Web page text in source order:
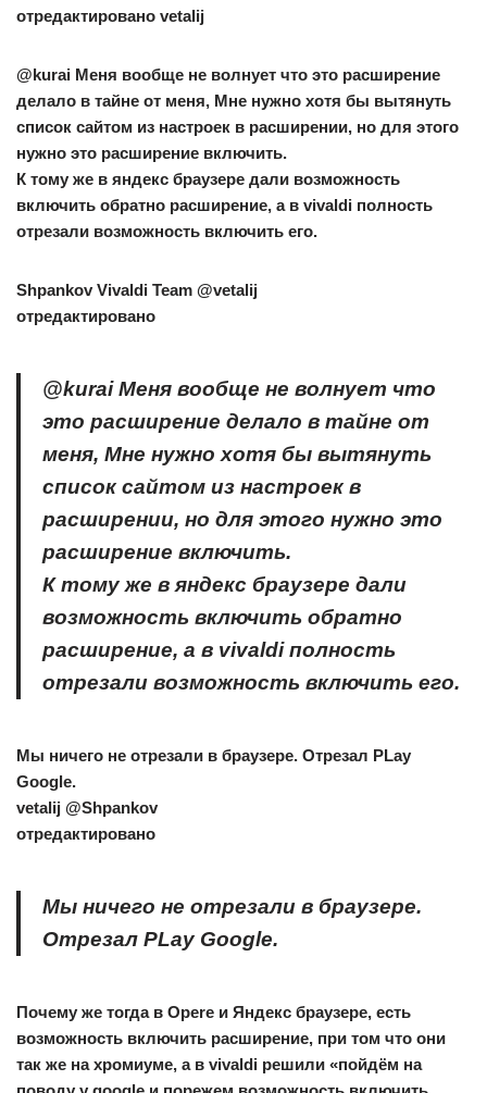
отредактировано vetalij
@kurai Меня вообще не волнует что это расширение
делало в тайне от меня, Мне нужно хотя бы вытянуть
список сайтом из настроек в расширении, но для этого
нужно это расширение включить.
К тому же в яндекс браузере дали возможность
включить обратно расширение, а в vivaldi полность
отрезали возможность включить его.
Shpankov Vivaldi Team @vetalij
отредактировано
@kurai Меня вообще не волнует что
это расширение делало в тайне от
меня, Мне нужно хотя бы вытянуть
список сайтом из настроек в
расширении, но для этого нужно это
расширение включить.
К тому же в яндекс браузере дали
возможность включить обратно
расширение, а в vivaldi полность
отрезали возможность включить его.
Мы ничего не отрезали в браузере. Отрезал PLay
Google.
vetalij @Shpankov
отредактировано
Мы ничего не отрезали в браузере.
Отрезал PLay Google.
Почему же тогда в Opere и Яндекс браузере, есть
возможность включить расширение, при том что они
так же на хромиуме, а в vivaldi решили «пойдём на